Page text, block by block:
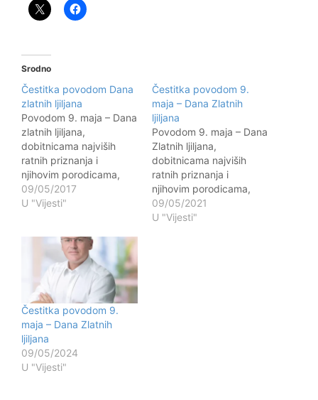
Srodno
Čestitka povodom Dana
zlatnih ljiljana
Povodom 9. maja – Dana
zlatnih ljiljana,
dobitnicama najviših
ratnih priznanja i
njihovim porodicama,
kao i svim građanima
koji cijene doprinos
čestitke. Osim čestitke,
zlatnim ljiljanima ovom
prilikom izražavam
neizmjernu zahvalnost
za odbranu Bosanske
Krupe i Bosne i
Hercegovine, a
porodicama poginulih
dobitnika divljenje i
poštovanje.
09/05/2017
U "Vijesti"
Čestitka povodom 9.
maja – Dana Zlatnih
ljiljana
Povodom 9. maja – Dana
Zlatnih ljiljana,
dobitnicama najviših
ratnih priznanja i
njihovim porodicama,
kao i svim građanima
koji cijene doprinos
09/05/2021
U "Vijesti"
Čestitka povodom 9.
maja – Dana Zlatnih
ljiljana
09/05/2024
U "Vijesti"